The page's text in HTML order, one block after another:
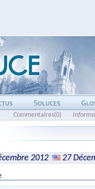
Commentaires(0)
2012
27